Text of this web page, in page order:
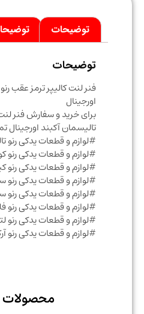
توضیحات توضیحات
توضیحات
فنر لنت کالیپر ترمز عقب رنو
اورجینال
برای خرید و سفارش فنر لنت
تالیسمان آکبند اورجینال
#لوازم و قطعات یدکی رنو
#لوازم و قطعات یدکی رنو
#لوازم و قطعات یدکی رنو کپچر
#لوازم و قطعات یدکی رنو سیمبل
#لوازم و قطعات یدکی رنو سفران
#لوازم و قطعات یدکی رنو
#لوازم و قطعات یدکی رنو لتیتود
#لوازم و قطعات یدکی رنو آرکانا
محصولات